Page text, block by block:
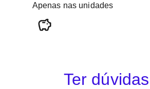
Apenas nas unidades
Ter